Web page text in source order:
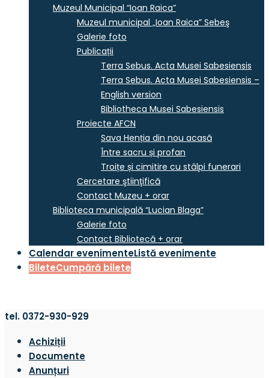
Muzeul Municipal “Ioan Raica”
Muzeul municipal „Ioan Raica” Sebeş
Galerie foto
Publicații
Terra Sebus. Acta Musei Sabesiensis
Terra Sebus. Acta Musei Sabesiensis –
English version
Bibliotheca Musei Sabesiensis
Proiecte AFCN
Sava Henția din nou acasă
Între sacru și profan
Troițe și cimitire cu stâlpi funerari
Cercetare ştiinţifică
Contact Muzeu + orar
Biblioteca municipală “Lucian Blaga”
Galerie foto
Contact Bibliotecă + orar
Calendar evenimenteListă evenimente
BileteCumpără bilete
tel. 0372-930-929
Achiziții
Documente
Anunțuri